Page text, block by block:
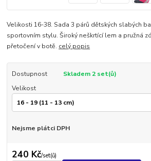
Velikosti 16-38. Sada 3 párů dětských slabých
sportovním stylu. Široký neškrtící lem a pružná
přetočení v botě. celý popis
Dostupnost
Skladem 2 set(ů)
Velikost
Nejsme plátci DPH
240 Kč/set(ů)